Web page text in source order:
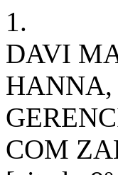
1.
DAVI
HANNA,
COM